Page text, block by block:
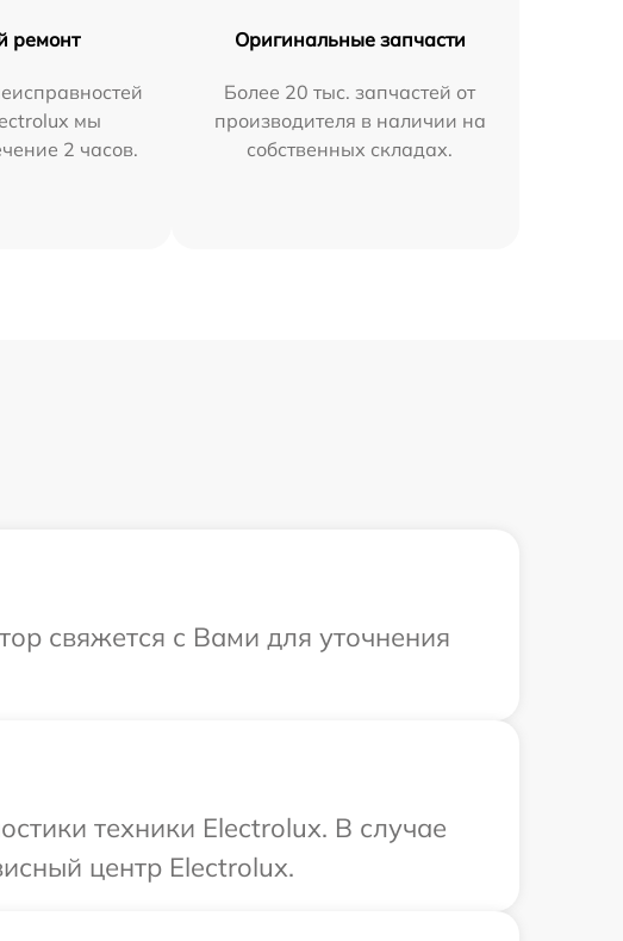
ремонт
мы
2 часов.
Оригинальные запчасти
Более 20 тыс. запчастей от
производителя в наличии на
собственных складах.
свяжется с Вами для уточнения
техники Electrolux. В случае
центр Electrolux.